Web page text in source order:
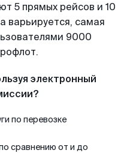
5 прямых рейсов и 10
варьируется, самая
9000
электронный
по перевозке
сравнению от и до